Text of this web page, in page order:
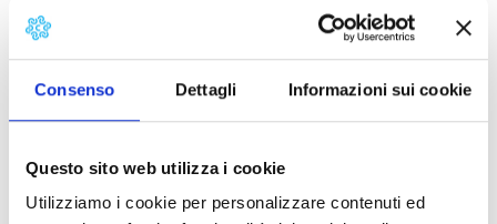
Consenso Dettagli Informazioni sui cookie
Questo sito web utilizza i cookie
Utilizziamo i cookie per personalizzare contenuti ed
religiosa del momento.
Dettagli: